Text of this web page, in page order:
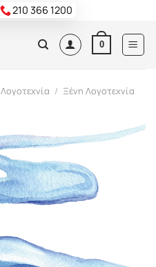
210 366 1200
0
Λογοτεχνία / Ξένη Λογοτεχνία